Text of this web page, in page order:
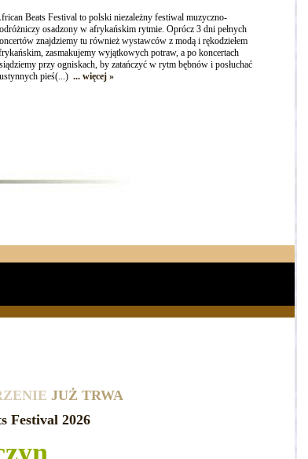
Beats Festival to polski niezależny festiwal muzyczno-
osadzony w afrykańskim rytmie. Oprócz 3 dni pełnych
znajdziemy tu również wystawców z modą i rękodziełem
zasmakujemy wyjątkowych potraw, a po koncertach
przy ogniskach, by zatańczyć w rytm bębnów i posłuchać
pieś(...) ... więcej »
JUŻ TRWA
Festival 2026